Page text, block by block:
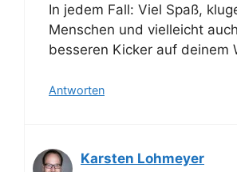
In jedem Fall: Viel Spaß,
Menschen und vielleicht
besseren Kicker auf deinem
Antworten
Karsten Lohmeyer